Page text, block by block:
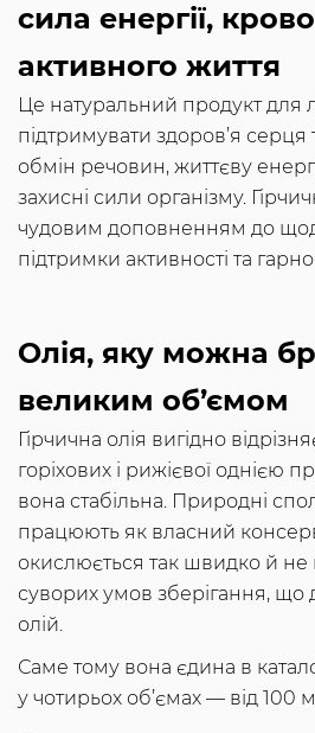
сила енергії,
активного життя
Це натуральний продукт для
підтримувати здоров’я серця
обмін речовин, життєву
захисні сили організму.
чудовим доповненням до
підтримки активності та
Олія, яку можна
великим об’ємом
Гірчична олія вигідно
горіхових і рижієвої однією
вона стабільна. Природні
працюють як власний
окислюється так швидко й не
суворих умов зберігання, що
олій.
Саме тому вона єдина в
у чотирьох об’ємах — від 100